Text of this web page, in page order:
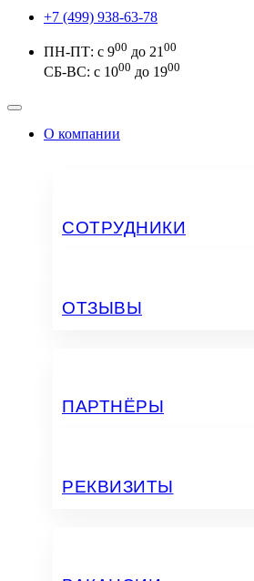
+7 (499) 938-63-78
ПН-ПТ: с 900 до 21 00
СБ-ВС: с 1000 до 1900
О компании
СОТРУДНИКИ
ОТЗЫВЫ
ПАРТНЁРЫ
РЕКВИЗИТЫ